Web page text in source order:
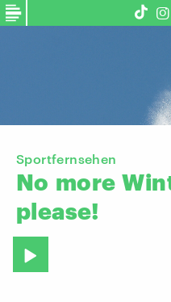
Sportfernsehen
No more
please!